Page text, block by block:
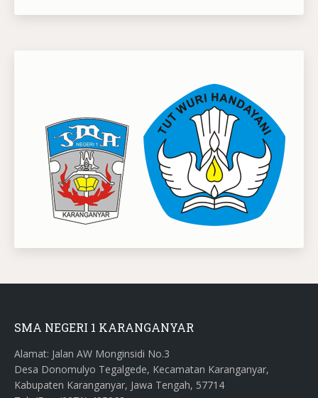
SMA NEGERI 1 KARANGANYAR
Alamat: Jalan AW Monginsidi No.3
Desa Donomulyo Tegalgede, Kecamatan Karanganyar,
Kabupaten Karanganyar, Jawa Tengah, 57714